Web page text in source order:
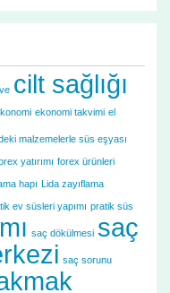
cilt sağlığı
ekonomi takvimi el
malzemelerle süs eşyası
yatırımı forex ürünleri
hapı Lida zayıflama
ev süsleri yapımı pratik süs
saç dökülmesi saç
saç sorunu